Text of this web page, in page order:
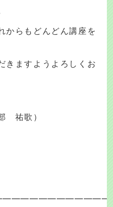
からもどんどん講座を
きますようよろしくお
祐歌）